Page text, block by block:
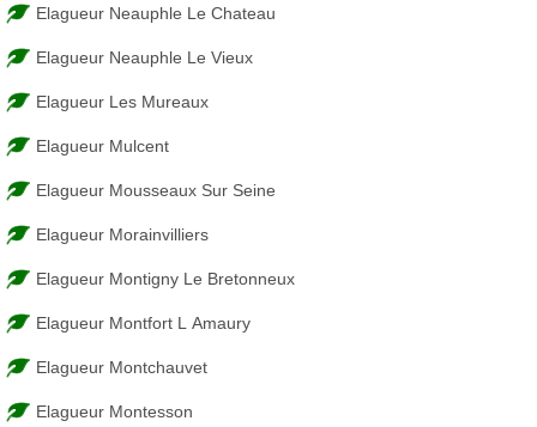
Elagueur Neauphle Le Chateau
Elagueur Neauphle Le Vieux
Elagueur Les Mureaux
Elagueur Mulcent
Elagueur Mousseaux Sur Seine
Elagueur Morainvilliers
Elagueur Montigny Le Bretonneux
Elagueur Montfort L Amaury
Elagueur Montchauvet
Elagueur Montesson